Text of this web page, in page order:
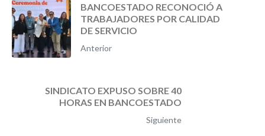
BANCOESTADO RECONOCIÓ A
TRABAJADORES POR CALIDAD
DE SERVICIO
Anterior
SINDICATO EXPUSO SOBRE 40
HORAS EN BANCOESTADO
Siguiente